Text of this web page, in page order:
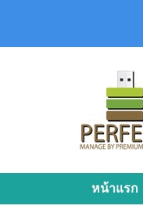
หน้าแรก